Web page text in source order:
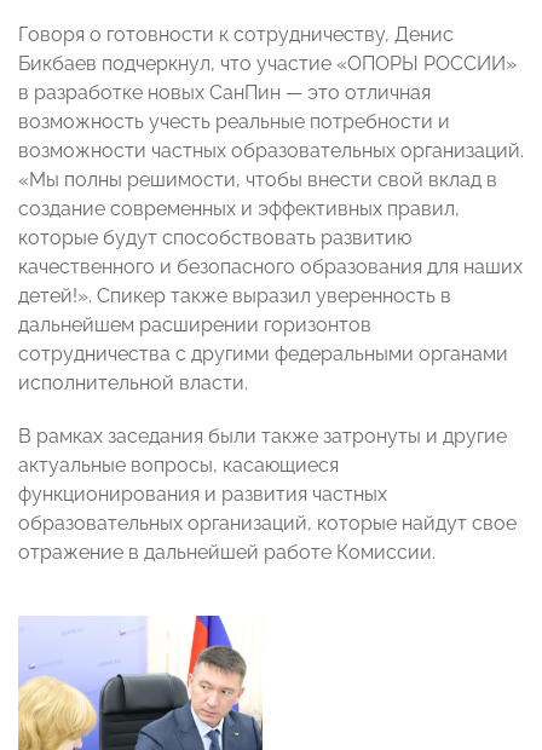
Говоря о готовности к сотрудничеству, Денис
Бикбаев подчеркнул, что участие «ОПОРЫ РОССИИ»
в разработке новых СанПин — это отличная
возможность учесть реальные потребности и
возможности частных образовательных организаций.
«Мы полны решимости, чтобы внести свой вклад в
создание современных и эффективных правил,
которые будут способствовать развитию
качественного и безопасного образования для наших
детей!». Спикер также выразил уверенность в
дальнейшем расширении горизонтов
сотрудничества с другими федеральными органами
исполнительной власти.
В рамках заседания были также затронуты и другие
актуальные вопросы, касающиеся
функционирования и развития частных
образовательных организаций, которые найдут свое
отражение в дальнейшей работе Комиссии.